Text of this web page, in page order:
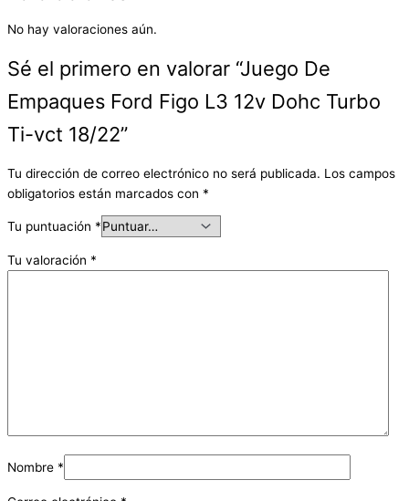
No hay valoraciones aún.
Sé el primero en valorar “Juego De
Empaques Ford Figo L3 12v Dohc Turbo
Ti-vct 18/22”
Tu dirección de correo electrónico no será publicada. Los campos
obligatorios están marcados con *
Tu puntuación *
Tu valoración *
Nombre *